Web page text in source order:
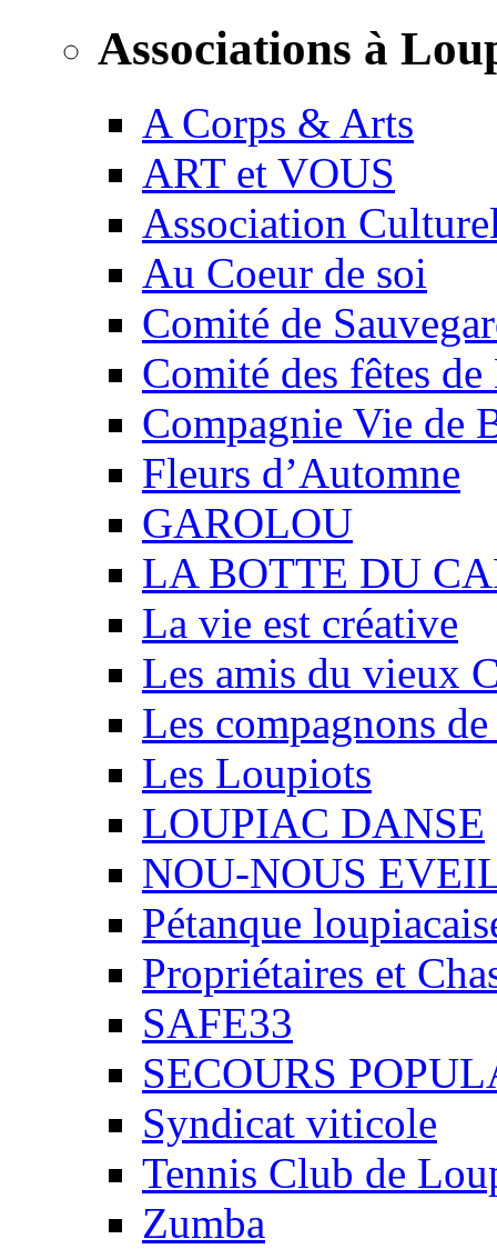
Associations à
A Corps & Arts
ART et VOUS
Association
Au Coeur de soi
Comité de
Comité des fêtes
Compagnie Vie de
Fleurs d’Automne
GAROLOU
LA BOTTE DU
La vie est créative
Les amis du vieux
Les compagnons
Les Loupiots
LOUPIAC DANSE
NOU-NOUS
Pétanque
Propriétaires et
SAFE33
SECOURS
Syndicat viticole
Tennis Club de
Zumba